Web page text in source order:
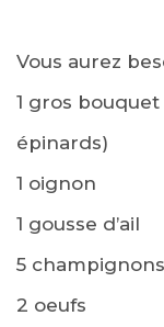
Vous aurez
1 gros
épinards)
1 oignon
1 gousse d’ail
5 champignons
2 oeufs